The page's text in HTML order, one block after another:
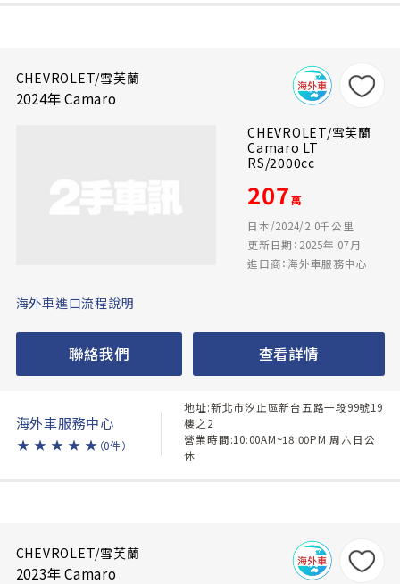
CHEVROLET/雪芙蘭
2024年 Camaro
CHEVROLET/雪芙蘭
Camaro LT
RS/2000cc
207萬
日本/2024/2.0千公里
更新日期：2025年 07月
進口商：海外車服務中心
海外車進口流程說明
聯絡我們 查看詳情
海外車服務中心
★ ★ ★ ★ ★ （0件）
地址:新北市汐止區新台五路一段99號19
樓之2
營業時間:10:00AM~18:00PM 周六日公
休
CHEVROLET/雪芙蘭
2023年 Camaro